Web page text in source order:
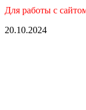
Для работы с
20.10.2024